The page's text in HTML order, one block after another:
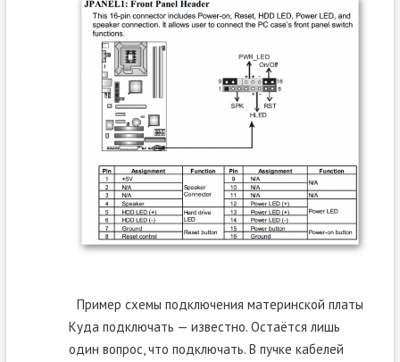
Пример схемы подключения материнской платы
Куда подключать — известно. Остаётся лишь
один вопрос, что подключать. В пучке кабелей